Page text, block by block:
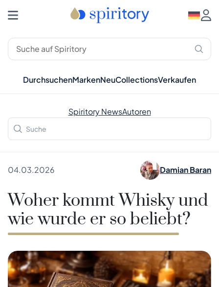
DurchsuchenMarkenNeuCollectionsVerkaufen
Spiritory NewsAutoren
04.03.2026 Damian Baran
Woher kommt Whisky und
wie wurde er so beliebt?